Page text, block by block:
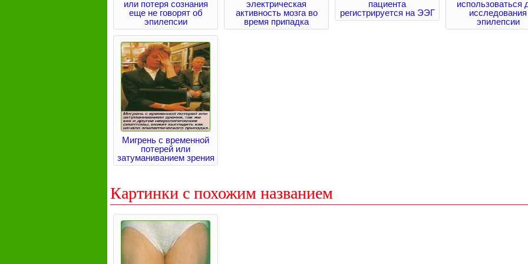
или потеря сознания
еще не говорят об
эпилепсии
электрическая
активность мозга во
время припадка
пациента
регистрируется на ЭЭГ
использоваться
исследования
эпилепсии
Мигрень с временной
потерей или
затуманиванием зрения
Картинки с похожим названием